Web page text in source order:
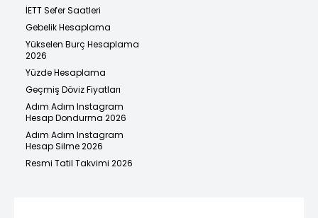
İETT Sefer Saatleri
Gebelik Hesaplama
Yükselen Burç Hesaplama
2026
Yüzde Hesaplama
Geçmiş Döviz Fiyatları
Adım Adım Instagram
Hesap Dondurma 2026
Adım Adım Instagram
Hesap Silme 2026
Resmi Tatil Takvimi 2026